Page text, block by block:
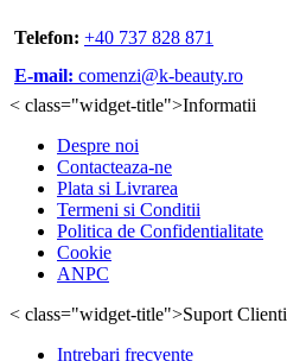
Telefon: +40 737 828 871
E-mail: comenzi@k-beauty.ro
< class="widget-title">Informatii
Despre noi
Contacteaza-ne
Plata si Livrarea
Termeni si Conditii
Politica de Confidentialitate
Cookie
ANPC
< class="widget-title">Suport Clienti
Intrebari frecvente